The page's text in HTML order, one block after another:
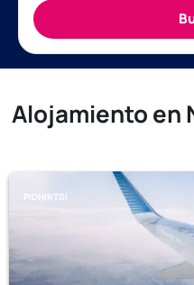
Alojamiento en
PIDHIRTSI